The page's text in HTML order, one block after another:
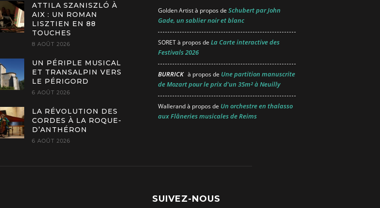
ATTILA SZANISZLÓ À
AIX : UN ROMAN
LISZTIEN EN 88
TOUCHES
8 AOÛT 2026
UN PÉRIPLE MUSICAL
ET TRANSALPIN VERS
LE PÉRIGORD
6 AOÛT 2026
LA RÉVOLUTION DES
CORDES À LA ROQUE-
D’ANTHÉRON
6 AOÛT 2026
Golden Artistà propos de Schubert par John
Gade, un sablier noir et blanc
SORETà propos de La Carte interactive des
Festivals 2026
BURRICK à propos de Une partition manuscrite
de Mozart pour le prix d’un 35m² à Neuilly
Wallerandà propos de Un orchestre en thalasso
aux Flâneries musicales de Reims
SUIVEZ-NOUS